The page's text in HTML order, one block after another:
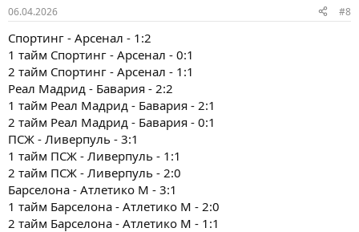
06.04.2026 #8
Спортинг - Арсенал - 1:2
1 тайм Спортинг - Арсенал - 0:1
2 тайм Спортинг - Арсенал - 1:1
Реал Мадрид - Бавария - 2:2
1 тайм Реал Мадрид - Бавария - 2:1
2 тайм Реал Мадрид - Бавария - 0:1
ПСЖ - Ливерпуль - 3:1
1 тайм ПСЖ - Ливерпуль - 1:1
2 тайм ПСЖ - Ливерпуль - 2:0
Барселона - Атлетико М - 3:1
1 тайм Барселона - Атлетико М - 2:0
2 тайм Барселона - Атлетико М - 1:1